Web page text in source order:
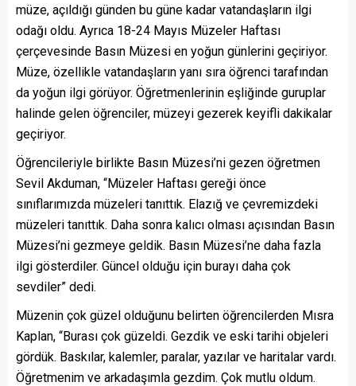
müze, açıldığı günden bu güne kadar vatandaşların ilgi
odağı oldu. Ayrıca 18-24 Mayıs Müzeler Haftası
çerçevesinde Basın Müzesi en yoğun günlerini geçiriyor.
Müze, özellikle vatandaşların yanı sıra öğrenci tarafından
da yoğun ilgi görüyor. Öğretmenlerinin eşliğinde guruplar
halinde gelen öğrenciler, müzeyi gezerek keyifli dakikalar
geçiriyor.
Öğrencileriyle birlikte Basın Müzesi’ni gezen öğretmen
Sevil Akduman, “Müzeler Haftası gereği önce
sınıflarımızda müzeleri tanıttık. Elazığ ve çevremizdeki
müzeleri tanıttık. Daha sonra kalıcı olması açısından Basın
Müzesi’ni gezmeye geldik. Basın Müzesi’ne daha fazla
ilgi gösterdiler. Güncel olduğu için burayı daha çok
sevdiler” dedi.
Müzenin çok güzel olduğunu belirten öğrencilerden Mısra
Kaplan, “Burası çok güzeldi. Gezdik ve eski tarihi objeleri
gördük. Baskılar, kalemler, paralar, yazılar ve haritalar vardı.
Öğretmenim ve arkadaşımla gezdim. Çok mutlu oldum.